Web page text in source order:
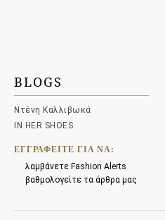
BLOGS
Ντένη Καλλιβωκά
IN HER SHOES
ΕΓΓΡΑΦΕΊΤΕ ΓΙΑ ΝΑ:
λαμβάνετε Fashion Alerts
βαθμολογείτε τα άρθρα μας